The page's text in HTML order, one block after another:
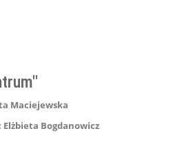
Maciejewska
Elżbieta Bogdanowicz